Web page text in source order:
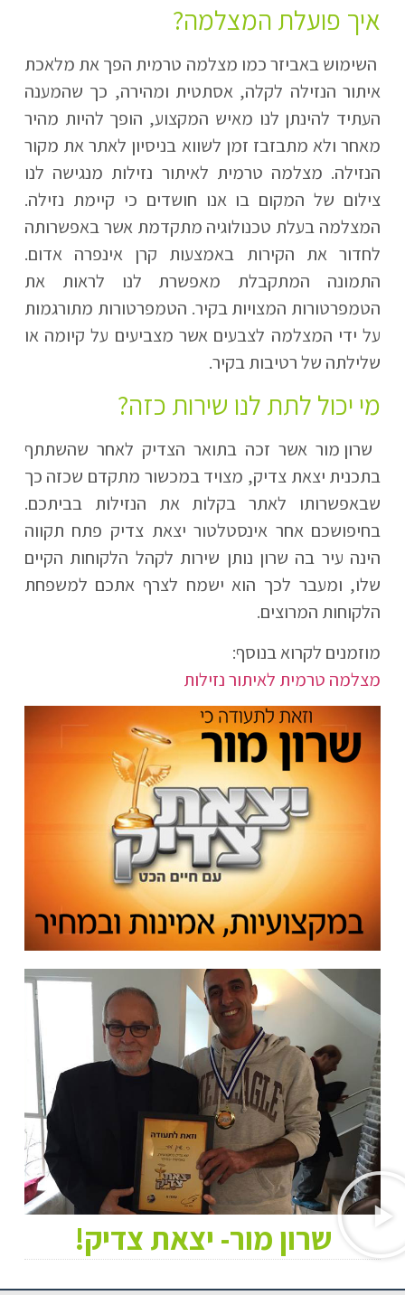
איך פועלת המצלמה?
השימוש באביזר כמו מצלמה טרמית הפך את מלאכת
איתור הנזילה לקלה, אסתטית ומהירה, כך שהמענה
העתיד להינתן לנו מאיש המקצוע, הופך להיות מהיר
מאחר ולא מתבזבז זמן לשווא בניסיון לאתר את מקור
הנזילה. מצלמה טרמית לאיתור נזילות מנגישה לנו
צילום של המקום בו אנו חושדים כי קיימת נזילה.
המצלמה בעלת טכנולוגיה מתקדמת אשר באפשרותה
לחדור את הקירות באמצעות קרן אינפרה אדום.
התמונה המתקבלת מאפשרת לנו לראות את
הטמפרטורות המצויות בקיר. הטמפרטורות מתורגמות
על ידי המצלמה לצבעים אשר מצביעים על קיומה או
שלילתה של רטיבות בקיר.
מי יכול לתת לנו שירות כזה?
שרון מור אשר זכה בתואר הצדיק לאחר שהשתתף
בתכנית יצאת צדיק, מצויד במכשור מתקדם שכזה כך
שבאפשרותו לאתר בקלות את הנזילות בביתכם.
בחיפושכם אחר אינסטלטור יצאת צדיק פתח תקווה
הינה עיר בה שרון נותן שירות לקהל הלקוחות הקיים
שלו, ומעבר לכך הוא ישמח לצרף אתכם למשפחת
הלקוחות המרוצים.
מוזמנים לקרוא בנוסף:
מצלמה טרמית לאיתור נזילות
שרון מור- יצאת צדיק!